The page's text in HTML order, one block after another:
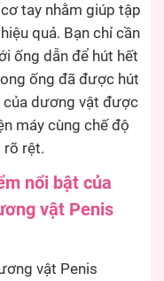
tay nhằm giúp tập
quả. Bạn chỉ cần
ống dẫn để hút hết
ống đã được hút
của dương vật được
máy cùng chế độ
rõ rệt.
nổi bật của
vật Penis
vật Penis